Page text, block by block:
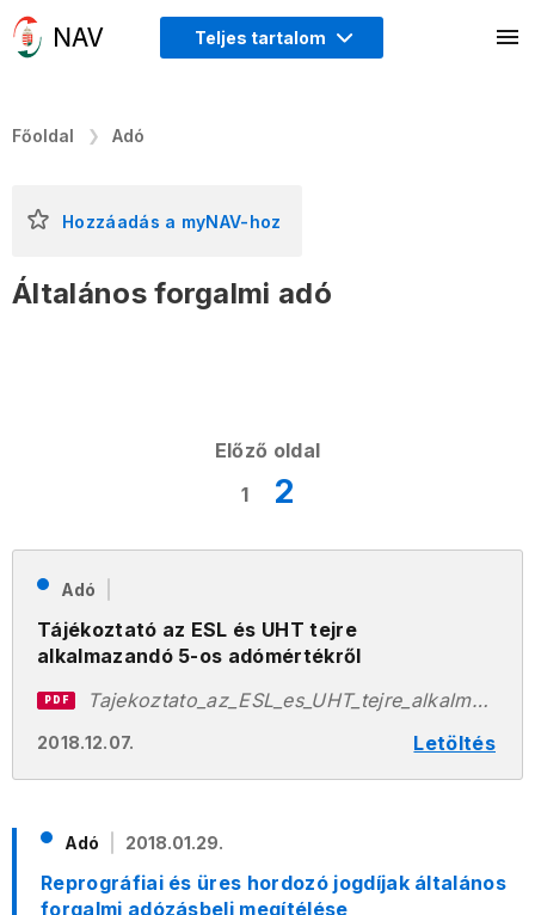
Teljes tartalom
Főoldal Adó
Általános forgalmi adó
Hozzáadás a myNAV-hoz
Előző oldal
1
2
Adó
Tájékoztató az ESL és UHT tejre
alkalmazandó 5-os adómértékről
2018.12.07. Letöltés
PDF Tajekoztato_az_ESL_es_UHT_tejre_alkalmazando_5_os_adomertekr_l.pdf
Adó 2018.01.29.
Reprográfiai és üres hordozó jogdíjak általános
forgalmi adózásbeli megítélése